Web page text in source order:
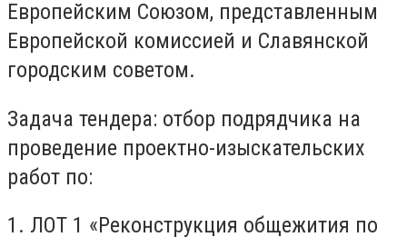
Европейским Союзом, представленным
Европейской комиссией и Славянской
городским советом.
Задача тендера: отбор подрядчика на
проведение проектно-изыскательских
работ по:
1. ЛОТ 1 «Реконструкция общежития по